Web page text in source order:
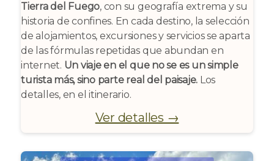
Tierra del Fuego, con su geografía extrema y su
historia de confines. En cada destino, la selección
de alojamientos, excursiones y servicios se aparta
de las fórmulas repetidas que abundan en
internet. Un viaje en el que no se es un simple
turista más, sino parte real del paisaje. Los
detalles, en el itinerario.
Ver detalles →